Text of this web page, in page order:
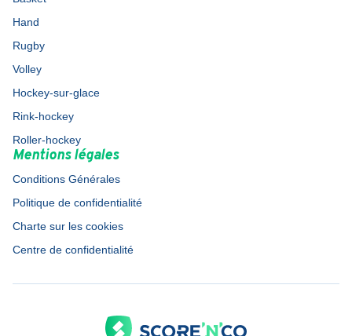
Hand
Rugby
Volley
Hockey-sur-glace
Rink-hockey
Roller-hockey
Mentions légales
Conditions Générales
Politique de confidentialité
Charte sur les cookies
Centre de confidentialité